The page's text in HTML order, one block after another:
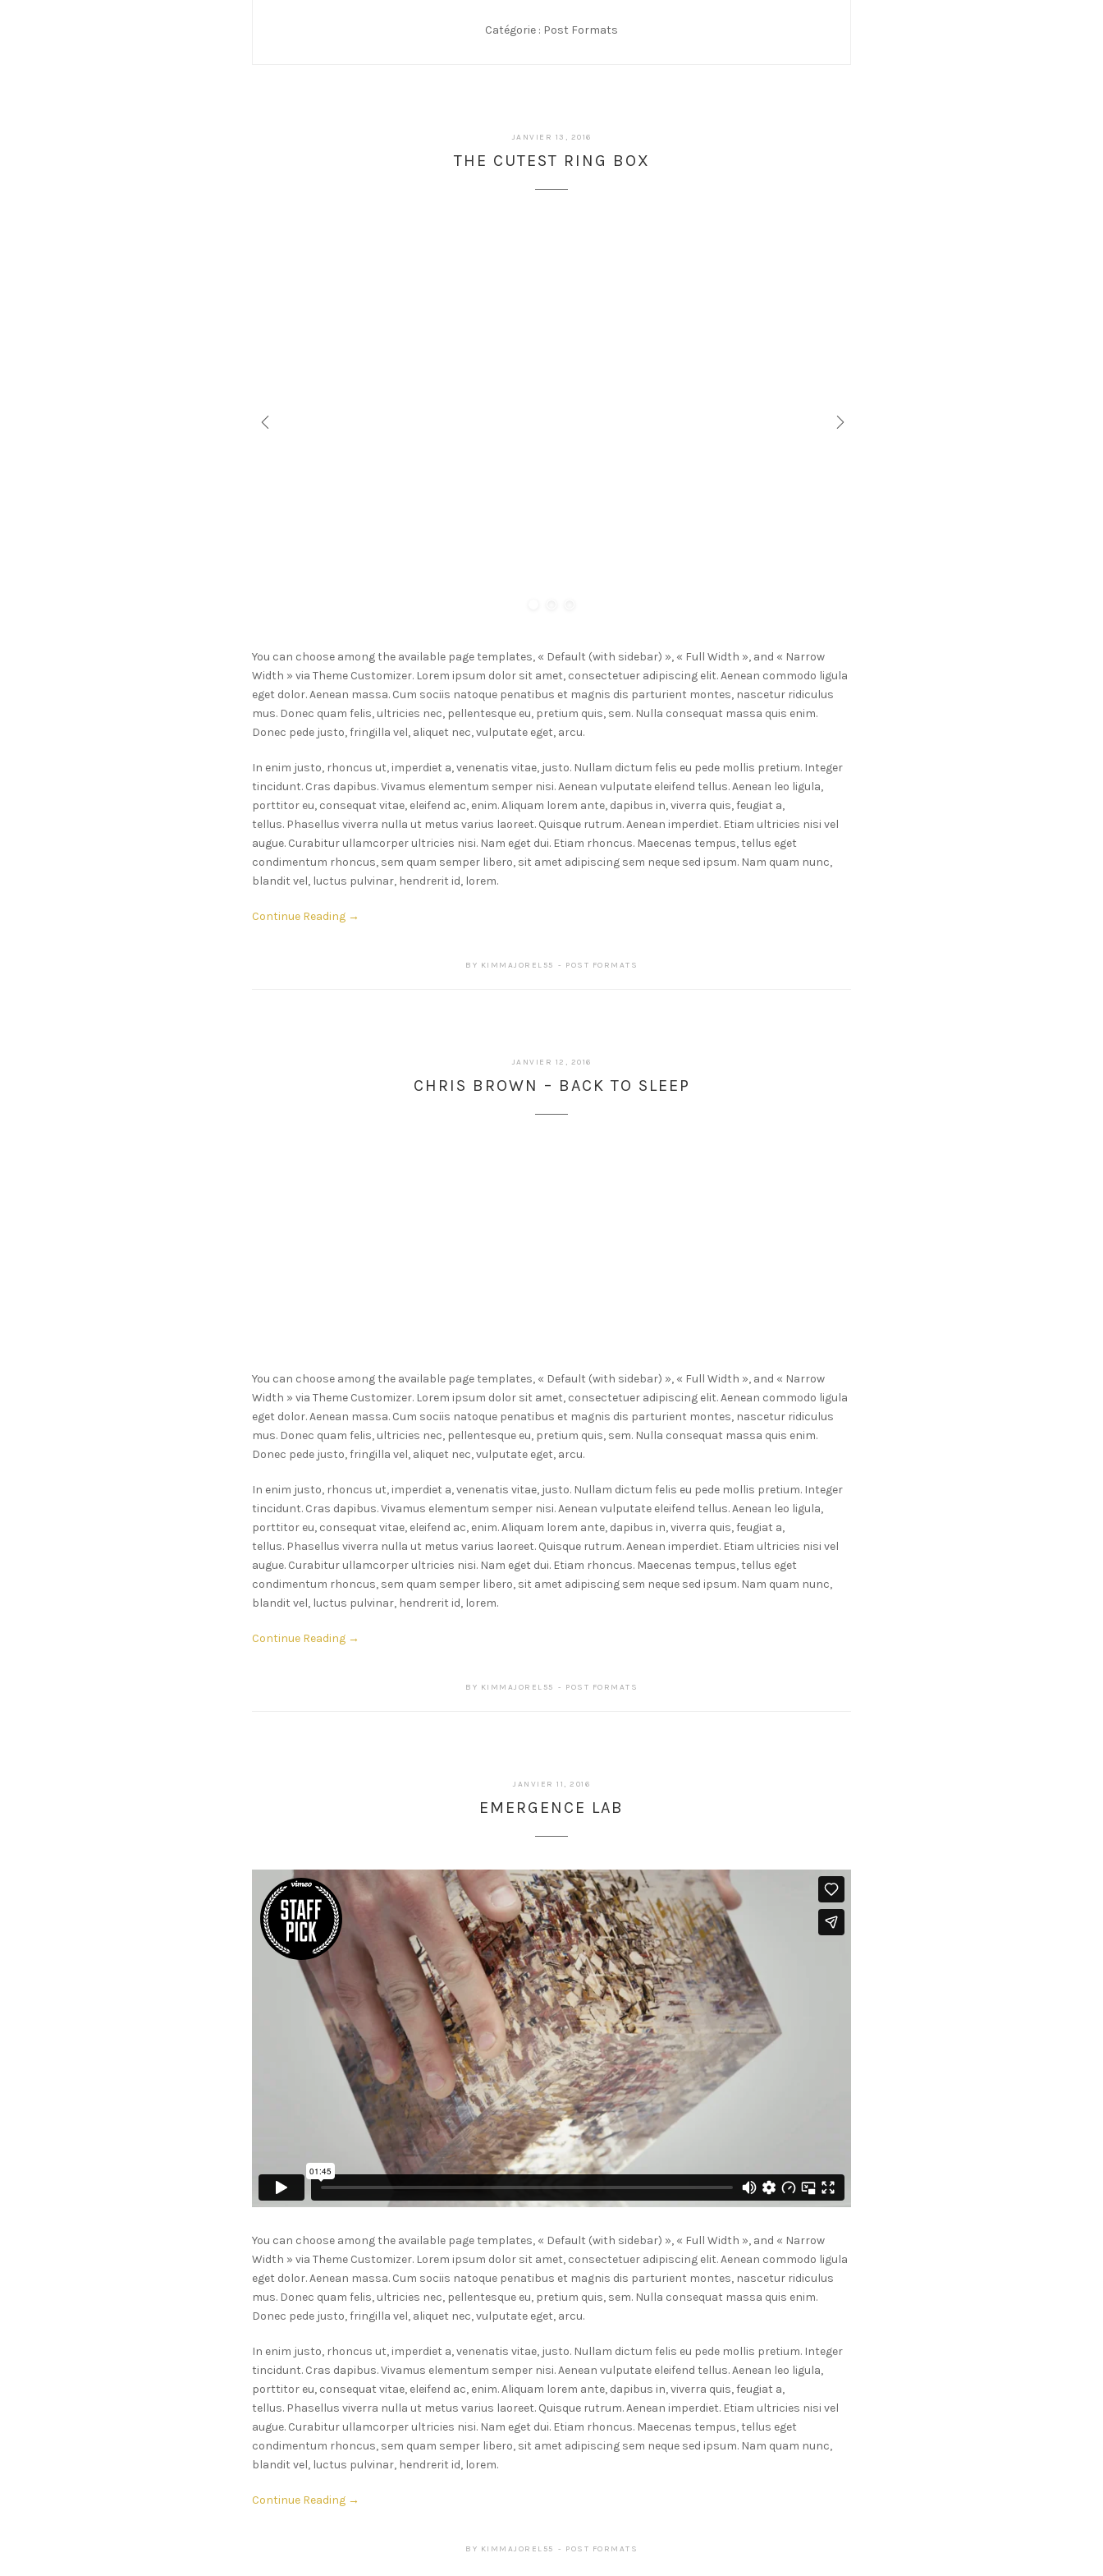
Catégorie : Post Formats
JANVIER 13, 2016
THE CUTEST RING BOX
You can choose among the available page templates, « Default (with sidebar) », « Full Width », and « Narrow
Width » via Theme Customizer. Lorem ipsum dolor sit amet, consectetuer adipiscing elit. Aenean commodo ligula
eget dolor. Aenean massa. Cum sociis natoque penatibus et magnis dis parturient montes, nascetur ridiculus
mus. Donec quam felis, ultricies nec, pellentesque eu, pretium quis, sem. Nulla consequat massa quis enim.
Donec pede justo, fringilla vel, aliquet nec, vulputate eget, arcu.
In enim justo, rhoncus ut, imperdiet a, venenatis vitae, justo. Nullam dictum felis eu pede mollis pretium. Integer
tincidunt. Cras dapibus. Vivamus elementum semper nisi. Aenean vulputate eleifend tellus. Aenean leo ligula,
porttitor eu, consequat vitae, eleifend ac, enim. Aliquam lorem ante, dapibus in, viverra quis, feugiat a,
tellus. Phasellus viverra nulla ut metus varius laoreet. Quisque rutrum. Aenean imperdiet. Etiam ultricies nisi vel
augue. Curabitur ullamcorper ultricies nisi. Nam eget dui. Etiam rhoncus. Maecenas tempus, tellus eget
condimentum rhoncus, sem quam semper libero, sit amet adipiscing sem neque sed ipsum. Nam quam nunc,
blandit vel, luctus pulvinar, hendrerit id, lorem.
Continue Reading →
BY KIMMAJOREL55 POST FORMATS
JANVIER 12, 2016
CHRIS BROWN – BACK TO SLEEP
You can choose among the available page templates, « Default (with sidebar) », « Full Width », and « Narrow
Width » via Theme Customizer. Lorem ipsum dolor sit amet, consectetuer adipiscing elit. Aenean commodo ligula
eget dolor. Aenean massa. Cum sociis natoque penatibus et magnis dis parturient montes, nascetur ridiculus
mus. Donec quam felis, ultricies nec, pellentesque eu, pretium quis, sem. Nulla consequat massa quis enim.
Donec pede justo, fringilla vel, aliquet nec, vulputate eget, arcu.
In enim justo, rhoncus ut, imperdiet a, venenatis vitae, justo. Nullam dictum felis eu pede mollis pretium. Integer
tincidunt. Cras dapibus. Vivamus elementum semper nisi. Aenean vulputate eleifend tellus. Aenean leo ligula,
porttitor eu, consequat vitae, eleifend ac, enim. Aliquam lorem ante, dapibus in, viverra quis, feugiat a,
tellus. Phasellus viverra nulla ut metus varius laoreet. Quisque rutrum. Aenean imperdiet. Etiam ultricies nisi vel
augue. Curabitur ullamcorper ultricies nisi. Nam eget dui. Etiam rhoncus. Maecenas tempus, tellus eget
condimentum rhoncus, sem quam semper libero, sit amet adipiscing sem neque sed ipsum. Nam quam nunc,
blandit vel, luctus pulvinar, hendrerit id, lorem.
Continue Reading →
BY KIMMAJOREL55 POST FORMATS
JANVIER 11, 2016
EMERGENCE LAB
You can choose among the available page templates, « Default (with sidebar) », « Full Width », and « Narrow
Width » via Theme Customizer. Lorem ipsum dolor sit amet, consectetuer adipiscing elit. Aenean commodo ligula
eget dolor. Aenean massa. Cum sociis natoque penatibus et magnis dis parturient montes, nascetur ridiculus
mus. Donec quam felis, ultricies nec, pellentesque eu, pretium quis, sem. Nulla consequat massa quis enim.
Donec pede justo, fringilla vel, aliquet nec, vulputate eget, arcu.
In enim justo, rhoncus ut, imperdiet a, venenatis vitae, justo. Nullam dictum felis eu pede mollis pretium. Integer
tincidunt. Cras dapibus. Vivamus elementum semper nisi. Aenean vulputate eleifend tellus. Aenean leo ligula,
porttitor eu, consequat vitae, eleifend ac, enim. Aliquam lorem ante, dapibus in, viverra quis, feugiat a,
tellus. Phasellus viverra nulla ut metus varius laoreet. Quisque rutrum. Aenean imperdiet. Etiam ultricies nisi vel
augue. Curabitur ullamcorper ultricies nisi. Nam eget dui. Etiam rhoncus. Maecenas tempus, tellus eget
condimentum rhoncus, sem quam semper libero, sit amet adipiscing sem neque sed ipsum. Nam quam nunc,
blandit vel, luctus pulvinar, hendrerit id, lorem.
Continue Reading →
BY KIMMAJOREL55 POST FORMATS